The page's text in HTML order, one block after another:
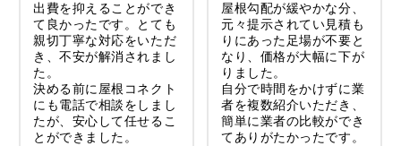
出費を抑えることができ
て良かったです。とても
親切丁寧な対応をいただ
き、不安が解消されまし
た。
決める前に屋根コネクト
にも電話で相談をしまし
たが、安心して任せるこ
とができました。
屋根勾配が緩やかな分、
元々提示されてい見積も
りにあった足場が不要と
なり、価格が大幅に下が
りました。
自分で時間をかけずに業
者を複数紹介いただき、
簡単に業者の比較ができ
てありがたかったです。